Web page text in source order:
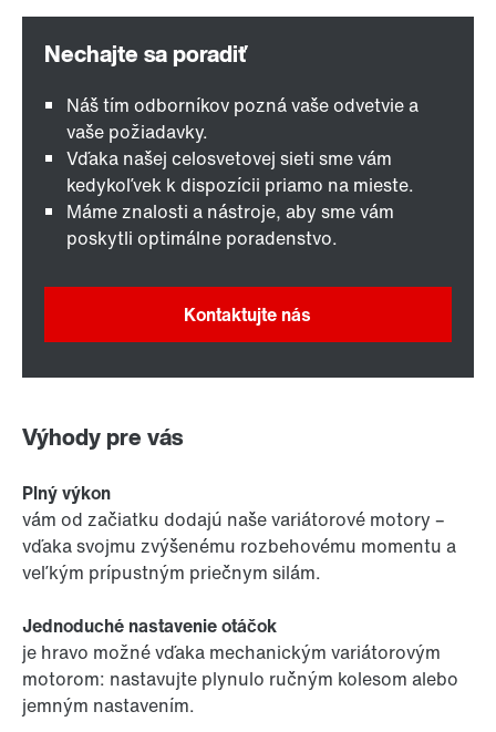
Náš tím odborníkov pozná vaše odvetvie a
vaše požiadavky.
Vďaka našej celosvetovej sieti sme vám
kedykoľvek k dispozícii priamo na mieste.
Máme znalosti a nástroje, aby sme vám
poskytli optimálne poradenstvo.
Kontaktujte nás
Výhody pre vás
Plný výkon
vám od začiatku dodajú naše variátorové motory –
vďaka svojmu zvýšenému rozbehovému momentu a
veľkým prípustným priečnym silám.
Jednoduché nastavenie otáčok
je hravo možné vďaka mechanickým variátorovým
motorom: nastavujte plynulo ručným kolesom alebo
jemným nastavením.